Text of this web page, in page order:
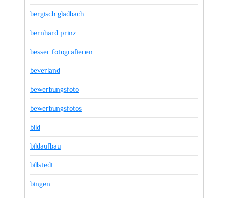
bergisch gladbach
bernhard prinz
besser fotografieren
beverland
bewerbungsfoto
bewerbungsfotos
bild
bildaufbau
billstedt
bingen